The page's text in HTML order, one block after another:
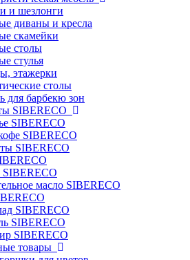
и шезлонги
диваны и кресла
скамейки
столы
стулья
этажерки
столы
для барбекю зон
SIBERECO
SIBERECO
SIBERECO
SIBERECO
масло SIBERECO
SIBERECO
SIBERECO
SIBERECO
товары